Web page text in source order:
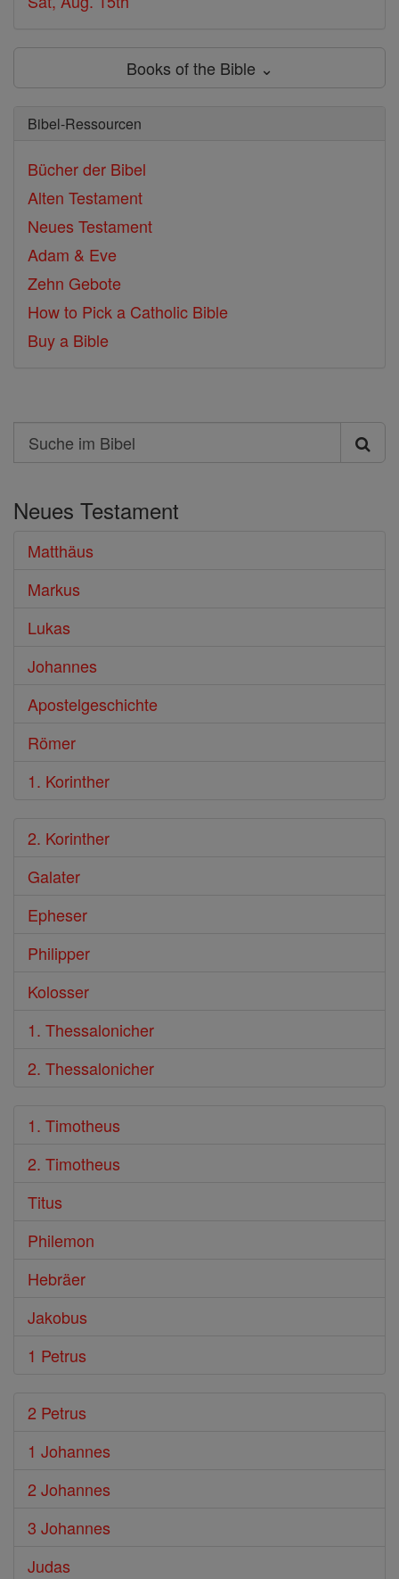
Books of the Bible ⌄
Bibel-Ressourcen
Bücher der Bibel
Alten Testament
Neues Testament
Adam & Eve
Zehn Gebote
How to Pick a Catholic Bible
Buy a Bible
Search
Suche
Bibel
Neues Testament
Matthäus
Markus
Lukas
Johannes
Apostelgeschichte
Römer
1. Korinther
2. Korinther
Galater
Epheser
Philipper
Kolosser
1. Thessalonicher
2. Thessalonicher
1. Timotheus
2. Timotheus
Titus
Philemon
Hebräer
Jakobus
1 Petrus
2 Petrus
1 Johannes
2 Johannes
3 Johannes
Judas